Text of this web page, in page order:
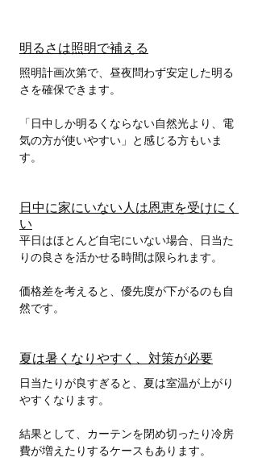
明るさは照明で補える
照明計画次第で、昼夜問わず安定した明る
さを確保できます。
「日中しか明るくならない自然光より、電
気の方が使いやすい」と感じる方もいま
す。
日中に家にいない人は恩恵を受けにく
い
平日はほとんど自宅にいない場合、日当た
りの良さを活かせる時間は限られます。
価格差を考えると、優先度が下がるのも自
然です。
夏は暑くなりやすく、対策が必要
日当たりが良すぎると、夏は室温が上がり
やすくなります。
結果として、カーテンを閉め切ったり冷房
費が増えたりするケースもあります。